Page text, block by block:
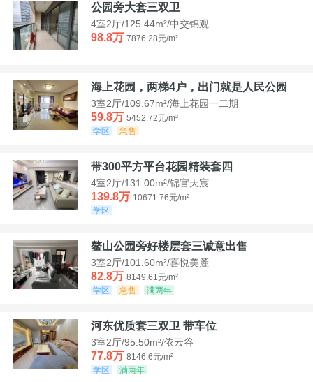
公园旁大套三双卫
4室2厅/125.44m²/中交锦观
98.8万 7876.28元/m²
海上花园，两梯4户，出门就是人民公园
3室2厅/109.67m²/海上花园一二期
59.8万 5452.72元/m²
学区
急售
带300平方平台花园精装套四
4室2厅/131.00m²/锦官天宸
139.8万 10671.76元/m²
学区
鳌山公园旁好楼层套三诚意出售
3室2厅/101.60m²/喜悦美麓
82.8万 8149.61元/m²
学区
急售 满两年
河东优质套三双卫 带车位
3室2厅/95.50m²/依云谷
77.8万 8146.6元/m²
学区
满两年